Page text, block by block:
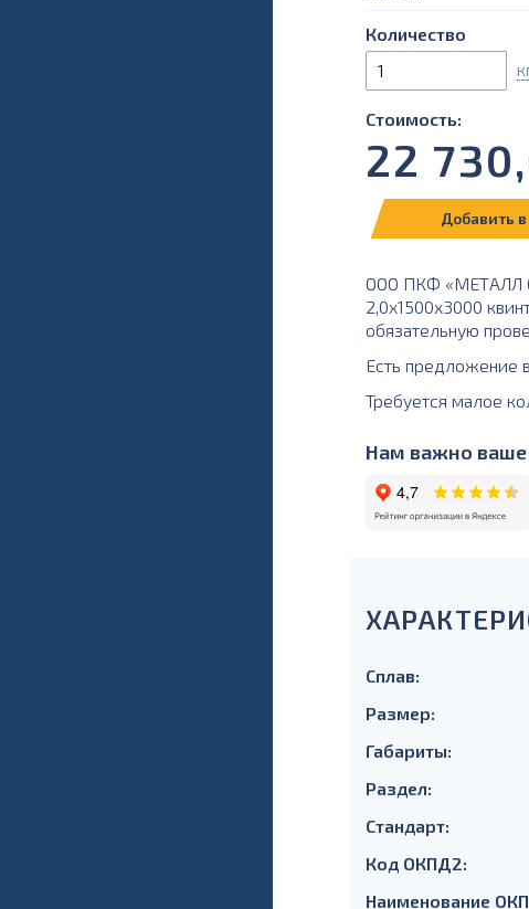
Количество
Стоимость:
22
Добавить
ООО ПКФ «МЕТАЛЛ
2,0х1500х3000
обязательную
Есть предложение
Требуется малое
Нам важно ваше
Сплав:
Размер:
Габариты:
Раздел:
Стандарт:
Код ОКПД2:
Наименование